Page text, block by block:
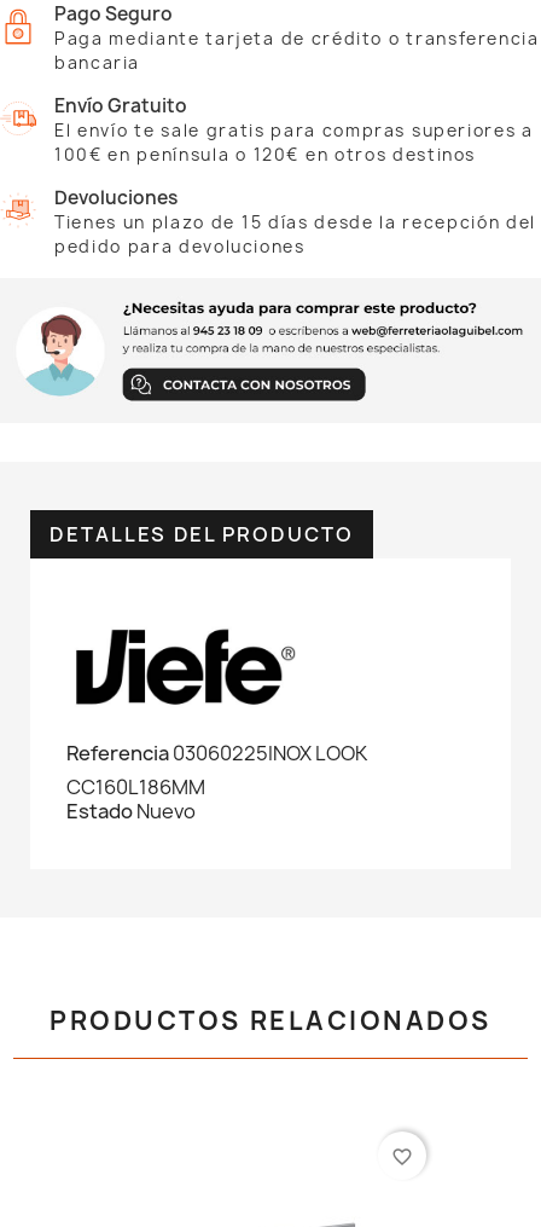
Pago Seguro
Paga mediante tarjeta de crédito o transferencia
bancaria
Envío Gratuito
El envío te sale gratis para compras superiores a
100€ en península o 120€ en otros destinos
Devoluciones
Tienes un plazo de 15 días desde la recepción del
pedido para devoluciones
DETALLES DEL PRODUCTO
Referencia03060225INOX LOOK
CC160L186MM
EstadoNuevo
PRODUCTOS RELACIONADOS
favorite_border